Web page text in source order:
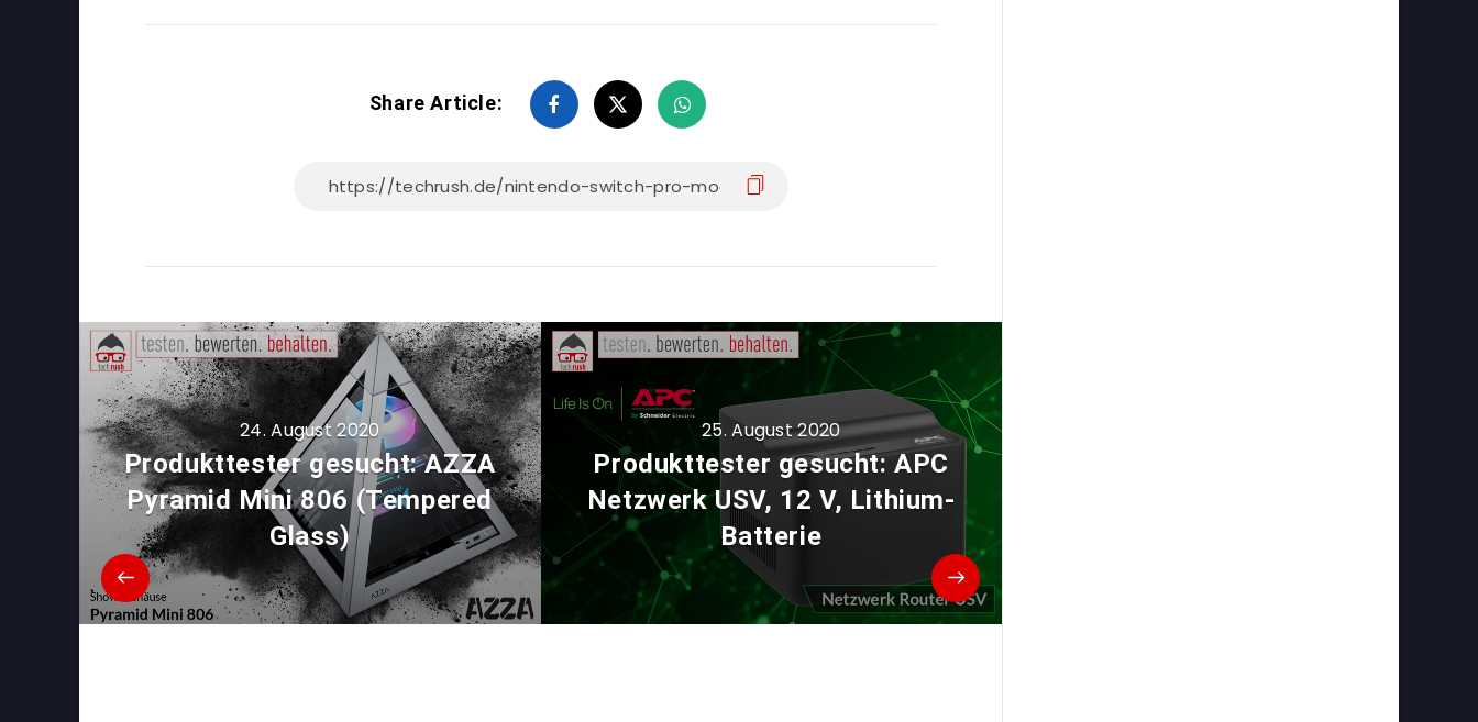
Share Article:
24. August 2020
Produkttester gesucht: AZZA
Pyramid Mini 806 (Tempered
Glass)
25. August 2020
Produkttester gesucht: APC
Netzwerk USV, 12 V, Lithium-
Batterie